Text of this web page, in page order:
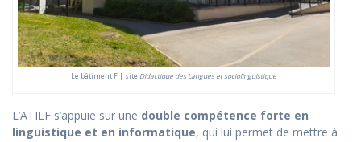
Le bâtiment F | site Didactique des Langues et sociolinguistique
L’ATILF s’appuie sur une double compétence forte en
linguistique et en informatique, qui lui permet de mettre à